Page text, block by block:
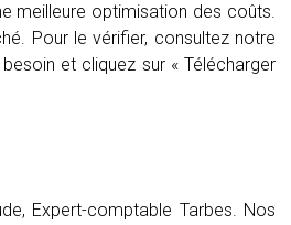
meilleure optimisation des coûts.
Pour le vérifier, consultez notre
et cliquez sur « Télécharger
Expert-comptable Tarbes. Nos